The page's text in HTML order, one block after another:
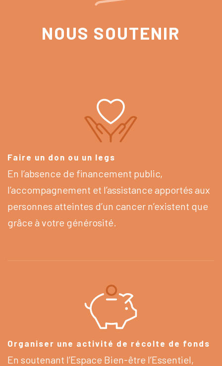
NOUS SOUTENIR
Faire un don ou un legs
En l’absence de financement public,
l’accompagnement et l’assistance apportés aux
personnes atteintes d’un cancer n’existent que
grâce à votre générosité.
Organiser une activité de récolte de fonds
En soutenant l’Espace Bien-être l’Essentiel,